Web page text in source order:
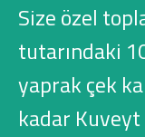
Ticari Kartlar
Tarım Finansmanı
Size özel
tutarındaki
yaprak çek
kadar